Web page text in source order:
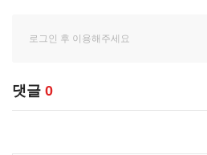
댓글 0